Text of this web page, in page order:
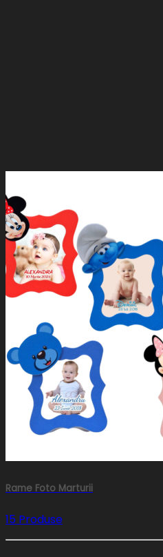
Rame Foto Marturii
15 Produse